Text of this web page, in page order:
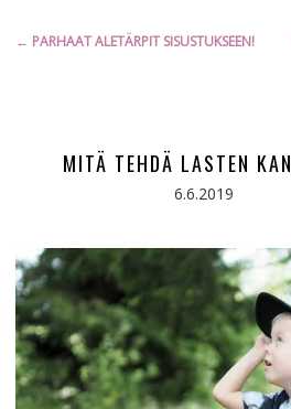
Artikkelien
← PARHAAT ALETÄRPIT SISUSTUKSEEN!
MITÄ TEHDÄ LASTEN
6.6.2019